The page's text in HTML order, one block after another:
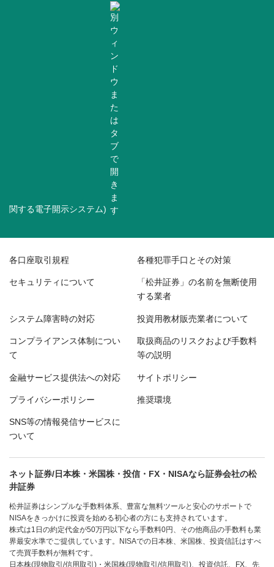
関する電子開示システム)
各口座取引規程 各種犯罪手口とその対策
セキュリティについて 「松井証券」の名前を無断使用
する業者
システム障害時の対応 投資用教材販売業者について
コンプライアンス体制につい
て
取扱商品のリスクおよび手数料
等の説明
金融サービス提供法への対応 サイトポリシー
プライバシーポリシー 推奨環境
SNS等の情報発信サービスに
ついて
ネット証券/日本株・米国株・投信・FX・NISAなら証券会社の松
井証券
松井証券はシンプルな手数料体系、豊富な無料ツールと安心のサポートで
NISAをきっかけに投資を始める初心者の方にも支持されています。
株式は1日の約定代金が50万円以下なら手数料0円、その他商品の手数料も業
界最安水準でご提供しています。NISAでの日本株、米国株、投資信託はすべ
て売買手数料が無料です。
日本株(現物取引/信用取引)・米国株(現物取引/信用取引)、投資信託、FX、先